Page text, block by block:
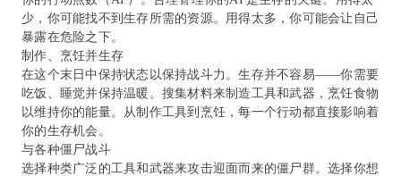
少，你可能找不到生存所需的资源。用得太多，你可能会让自己
暴露在危险之下。
制作、烹饪并生存
在这个末日中保持状态以保持战斗力。生存并不容易——你需要
吃饭、睡觉并保持温暖。搜集材料来制造工具和武器，烹饪食物
以维持你的能量。从制作工具到烹饪，每一个行动都直接影响着
你的生存机会。
与各种僵尸战斗
选择种类广泛的工具和武器来攻击迎面而来的僵尸群。选择你想